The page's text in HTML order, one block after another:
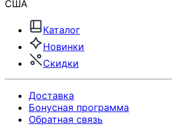
США
Каталог
Новинки
Скидки
Доставка
Бонусная программа
Обратная связь